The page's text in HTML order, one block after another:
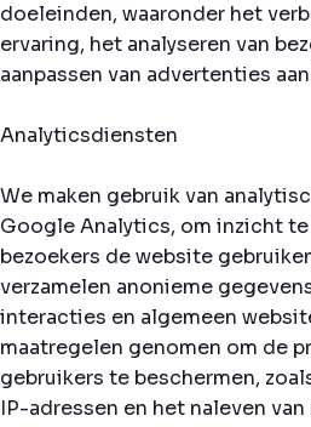
doeleinden, waaronder het
ervaring, het analyseren van
aanpassen van advertenties
Analyticsdiensten
We maken gebruik van
Google Analytics, om inzicht
bezoekers de website
verzamelen anonieme
interacties en algemeen
maatregelen genomen om de
gebruikers te beschermen,
IP-adressen en het naleven